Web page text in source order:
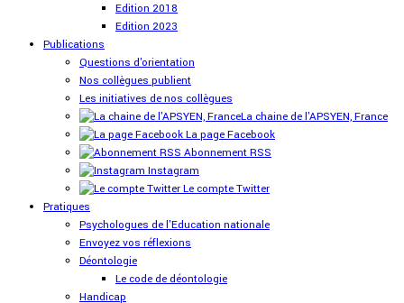
Edition 2018
Edition 2023
Publications
Questions d'orientation
Nos collègues publient
Les initiatives de nos collègues
La chaine de l'APSYEN, France
La page Facebook
Abonnement RSS
Instagram
Le compte Twitter
Pratiques
Psychologues de l'Education nationale
Envoyez vos réflexions
Déontologie
Le code de déontologie
Handicap